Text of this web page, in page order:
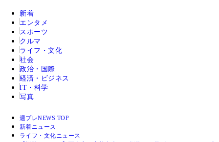
新着
エンタメ
スポーツ
クルマ
ライフ・文化
社会
政治・国際
経済・ビジネス
IT・科学
写真
週プレNEWS TOP
新着ニュース
ライフ・文化ニュース